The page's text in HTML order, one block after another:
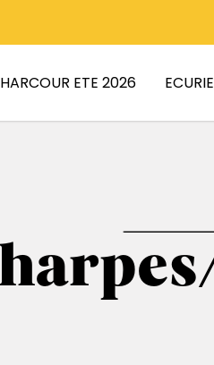
HARCOUR ETE 2026 ECURIE